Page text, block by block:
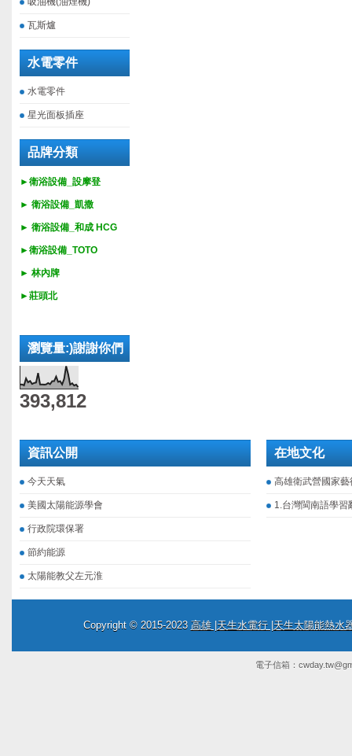
瓦斯爐
水電零件
水電零件
星光面板插座
品牌分類
►衛浴設備_設摩登
► 衛浴設備_ 凱撒
► 衛浴設備_ 和成 HCG
►衛浴設備_ TOTO
► 林內牌
►莊頭北
瀏覽量:)謝謝你們
393,812
資訊公開
今天天氣
美國太陽能源學會
行政院環保署
節約能源
太陽能教父左元淮
在地文化
高雄衛武營國家藝
1.台灣閩南語學習
Copyright © 2015-2023 高雄 |天生水電行 |天生太陽能熱水
電子信箱：